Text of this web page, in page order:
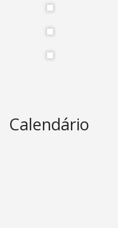
Calendário